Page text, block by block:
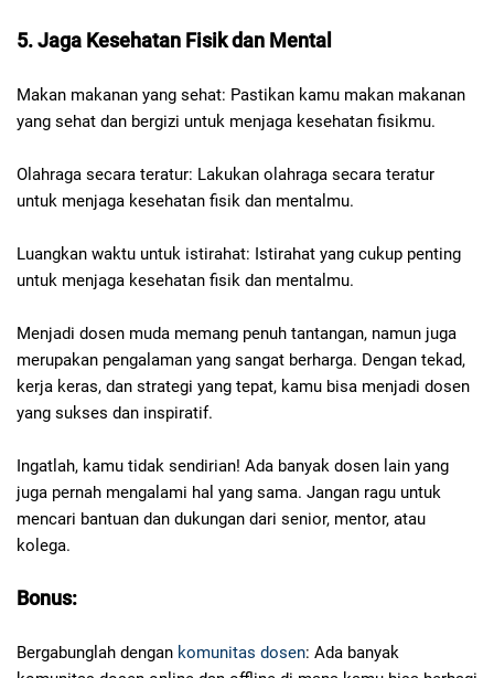
5. Jaga Kesehatan Fisik dan Mental
Makan makanan yang sehat: Pastikan kamu makan makanan
yang sehat dan bergizi untuk menjaga kesehatan fisikmu.
Olahraga secara teratur: Lakukan olahraga secara teratur
untuk menjaga kesehatan fisik dan mentalmu.
Luangkan waktu untuk istirahat: Istirahat yang cukup penting
untuk menjaga kesehatan fisik dan mentalmu.
Menjadi dosen muda memang penuh tantangan, namun juga
merupakan pengalaman yang sangat berharga. Dengan tekad,
kerja keras, dan strategi yang tepat, kamu bisa menjadi dosen
yang sukses dan inspiratif.
Ingatlah, kamu tidak sendirian! Ada banyak dosen lain yang
juga pernah mengalami hal yang sama. Jangan ragu untuk
mencari bantuan dan dukungan dari senior, mentor, atau
kolega.
Bonus:
Bergabunglah dengan komunitas dosen: Ada banyak